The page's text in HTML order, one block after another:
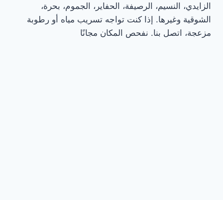
الزايدي، النسيم، الرصيفة، الحفاير، الجموم، بحرة،
الشوقية وغيرها. إذا كنت تواجه تسريب مياه أو رطوبة
مزعجة، اتصل بنا. نفحص المكان مجانًا